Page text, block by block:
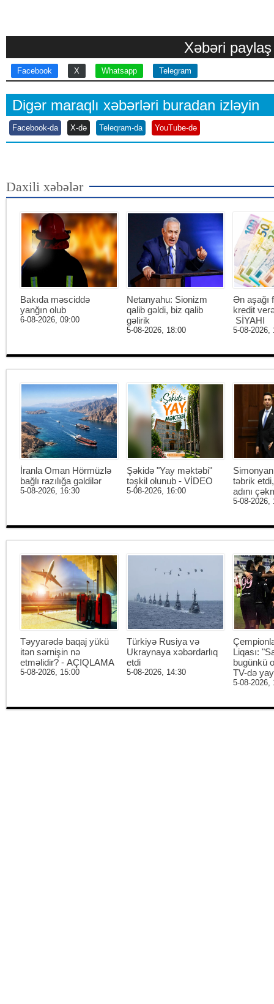
Xəbəri paylaş
Facebook X Whatsapp Telegram
Digər maraqlı xəbərləri buradan izləyin
Facebook-da X-də Teleqram-da YouTube-də
Daxili xəbələr
Bakıda məsciddə
yanğın olub
6-08-2026, 09:00
Netanyahu: Sionizm
qalib gəldi, biz qalib
gəlirik
5-08-2026, 18:00
Ən aşağı
kredit
SİYAHI
5-08-2026,
İranla Oman Hörmüzlə
bağlı razılığa gəldilər
5-08-2026, 16:30
Şəkidə "Yay məktəbi"
təşkil olunub - VİDEO
5-08-2026, 16:00
təbrik
adını
5-08-2026,
Təyyarədə baqaj yükü
itən sərnişin nə
etməlidir? - AÇIQLAMA
5-08-2026, 15:00
Türkiyə Rusiya və
Ukraynaya xəbərdarlıq
etdi
5-08-2026, 14:30
Liqası:
bugünkü
TV-də
5-08-2026,